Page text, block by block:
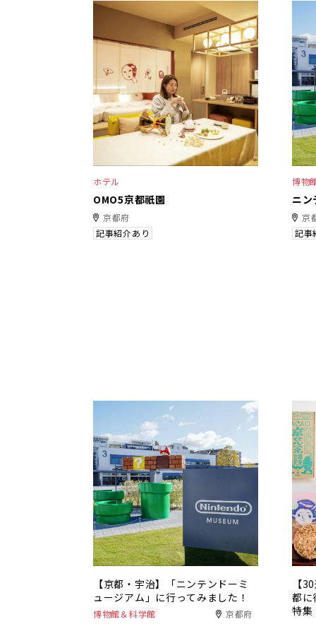
ホテル
OMO5京都祇園
京都府
記事紹介あり
博物
ニン
京
記事
【京都・宇治】「ニンテンドーミ
ュージアム」に行ってみました！
博物館＆科学館 京都府
【
都に
特集